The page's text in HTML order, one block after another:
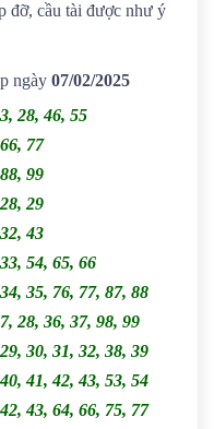
đỡ, cầu tài được như ý
ngày 07/02/2025
28, 46, 55
77
99
29
43
54, 65, 66
35, 76, 77, 87, 88
28, 36, 37, 98, 99
30, 31, 32, 38, 39
41, 42, 43, 53, 54
43, 64, 66, 75, 77